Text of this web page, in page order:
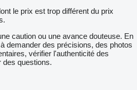
le prix est trop différent du prix
caution ou une avance douteuse. En
demander des précisions, des photos
vérifier l'authenticité des
des questions.